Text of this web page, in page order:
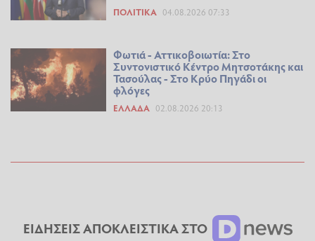
ΠΟΛΙΤΙΚΆ 04.08.2026 07:33
Φωτιά - Αττικοβοιωτία: Στο
Συντονιστικό Κέντρο Μητσοτάκης και
Τασούλας - Στο Κρύο Πηγάδι οι
φλόγες
ΕΛΛΆΔΑ 02.08.2026 20:13
ΕΙΔΗΣΕΙΣ ΑΠΟΚΛΕΙΣΤΙΚΑ ΣΤΟ